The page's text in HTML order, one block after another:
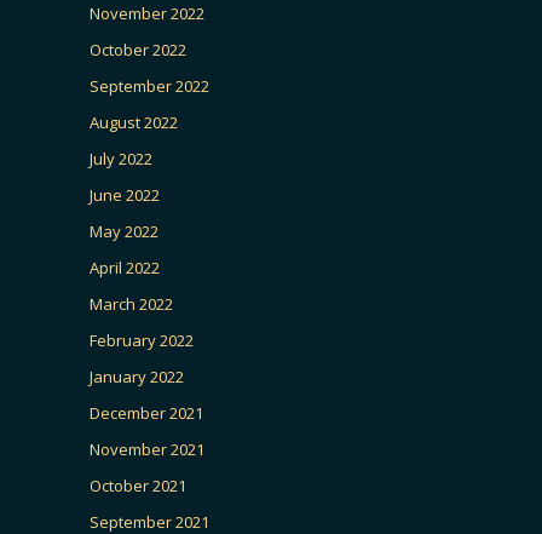
November 2022
October 2022
September 2022
August 2022
July 2022
June 2022
May 2022
April 2022
March 2022
February 2022
January 2022
December 2021
November 2021
October 2021
September 2021